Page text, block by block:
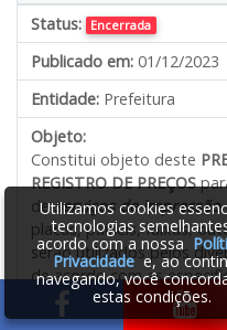
Status: Encerrada
Publicado em: 01/12/2023
Entidade: Prefeitura
Objeto:
Constitui objeto deste
REGISTRO DE PREÇOS
deserviços de impressão
placas, painéis, faixas,
serão utilizados pelos
de acordo com as
faz parte deste edital.
Utilizamos cookies
tecnologias
acordo com a nossa
Privacidadee, ao
navegando, você
estas condições.